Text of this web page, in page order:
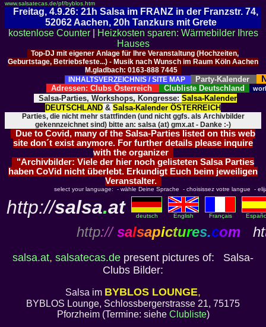
www.salsatecas.de/pf/byblos.htm
Freitag, 4.9.26: 21h Salsa im FRANZ in der Franzstr. 74,
52062 Aachen, 20h Tanzkurs mit Grete
kostenlose Counter|
Heizkosten sparen: Wärmebilder Ihres
Hauses
Top-DJ mit eigener Anlage für Ihre Veranstaltung (Hochzeiten,
Geburtstage, Betriebsfeste...) - Musik nach Wunsch im Raum Köln Aachen
M.gladbach: 0163-888 7445
INHALTSVERZEICHNIS / SITE MAP
Party-Kalender
Adressen: Clubs Österreich Clubliste Deutschland
Salsa-Parties, Workshops, Kongresse: Salsa-Kalender
DEUTSCHLAND & Salsa-Kalender ÖSTERREICH
Parties, die nicht mehr stattfinden (und nicht ggfs. als Archivbilder
gekennzeichnet sind) bitte an: salsa (at) gmx.at - Danke :-)
Due to Covid, many of the Salsa-Parties listed on this web
site don´t exist anymore. For further details please inquire
with the organizer
"Archivbilder: Viele der hier noch gelisteten Salsa Parties
haben CoVid nicht überlebt. Erkundigt Euch beim jeweiligen
Veranstalter.
select your language: - wähle Deine Sprache - choisissez votre langue -
http://salsa.at deutsch English Français
http:// salsapictures.com
salsa.at, salsatecas.de present pictures of: Salsa-
Clubs Bilder:
Salsa im BYBLOS LOUNGE,
BYBLOS Lounge, Schlossbergerstrasse 21, 75175
Pforzheim (Termine: siehe Clubliste)